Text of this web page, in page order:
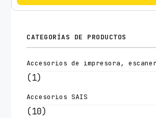
CATEGORÍAS DE PRODUCTOS
Accesorios de impresora,
(1)
Accesorios SAIS
(10)